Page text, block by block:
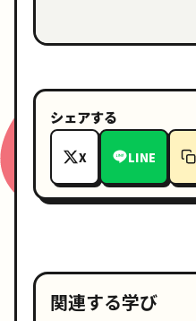
シェアする
X LINE
関連する学び